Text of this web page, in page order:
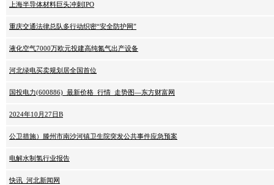
上海半导体材料巨头冲刺IPO
重庆交通法律总队多行动织密“安全防护网”
液化空气7000万欧元投建高纯氮气出产设备
河北绿电买卖规划居全国首位
国投电力(600886)_最新价格_行情_走势图—东方财富网
2024年10月27日B
公卫措施）滕州市南沙河镇卫生院突发公共事件应急预案
电解水制氢行业报告
快讯_河北新闻网